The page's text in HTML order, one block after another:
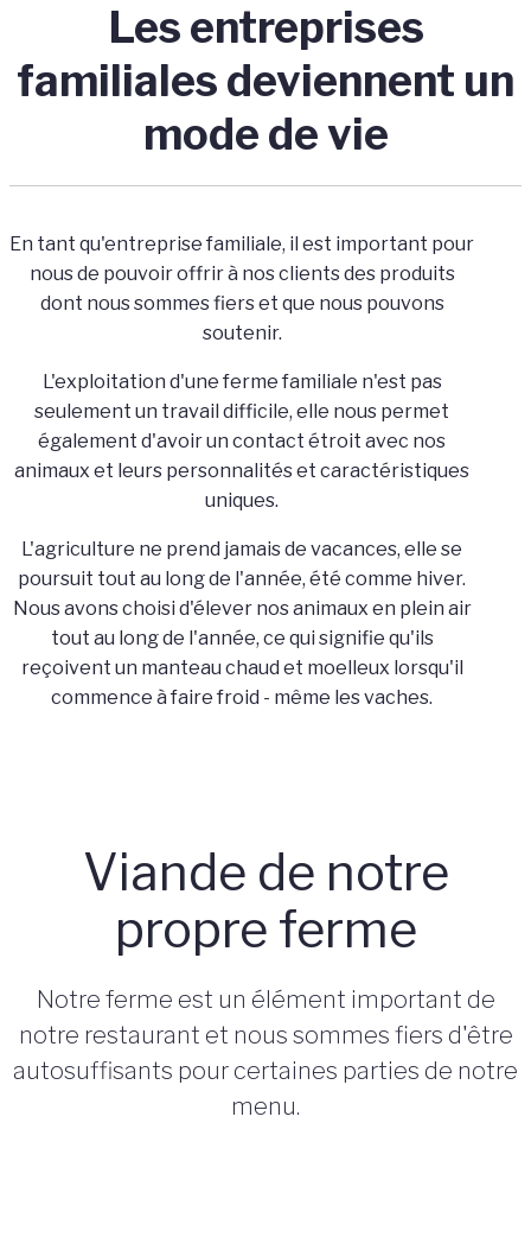
Les entreprises
familiales deviennent un
mode de vie
En tant qu'entreprise familiale, il est important pour
nous de pouvoir offrir à nos clients des produits
dont nous sommes fiers et que nous pouvons
soutenir.
L'exploitation d'une ferme familiale n'est pas
seulement un travail difficile, elle nous permet
également d'avoir un contact étroit avec nos
animaux et leurs personnalités et caractéristiques
uniques.
L'agriculture ne prend jamais de vacances, elle se
poursuit tout au long de l'année, été comme hiver.
Nous avons choisi d'élever nos animaux en plein air
tout au long de l'année, ce qui signifie qu'ils
reçoivent un manteau chaud et moelleux lorsqu'il
commence à faire froid - même les vaches.
Viande de notre
propre ferme
Notre ferme est un élément important de
notre restaurant et nous sommes fiers d'être
autosuffisants pour certaines parties de notre
menu.